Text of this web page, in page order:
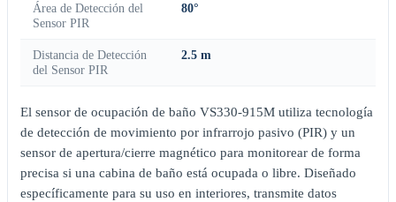
Área de Detección del
Sensor PIR
80°
Distancia de Detección
del Sensor PIR
2.5 m
El sensor de ocupación de baño VS330-915M utiliza tecnología
de detección de movimiento por infrarrojo pasivo (PIR) y un
sensor de apertura/cierre magnético para monitorear de forma
precisa si una cabina de baño está ocupada o libre. Diseñado
específicamente para su uso en interiores, transmite datos